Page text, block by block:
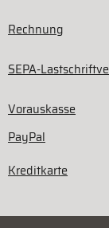
Rechnung
SEPA-
Vorauskasse
PayPal
Kreditkarte